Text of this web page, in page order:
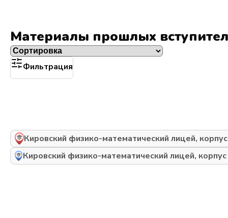
Материалы прошлых
Фильтрация
Кировский физико-математический лицей,
Кировский физико-математический лицей,